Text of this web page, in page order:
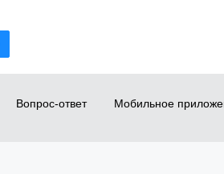
Вопрос-ответ Мобильное